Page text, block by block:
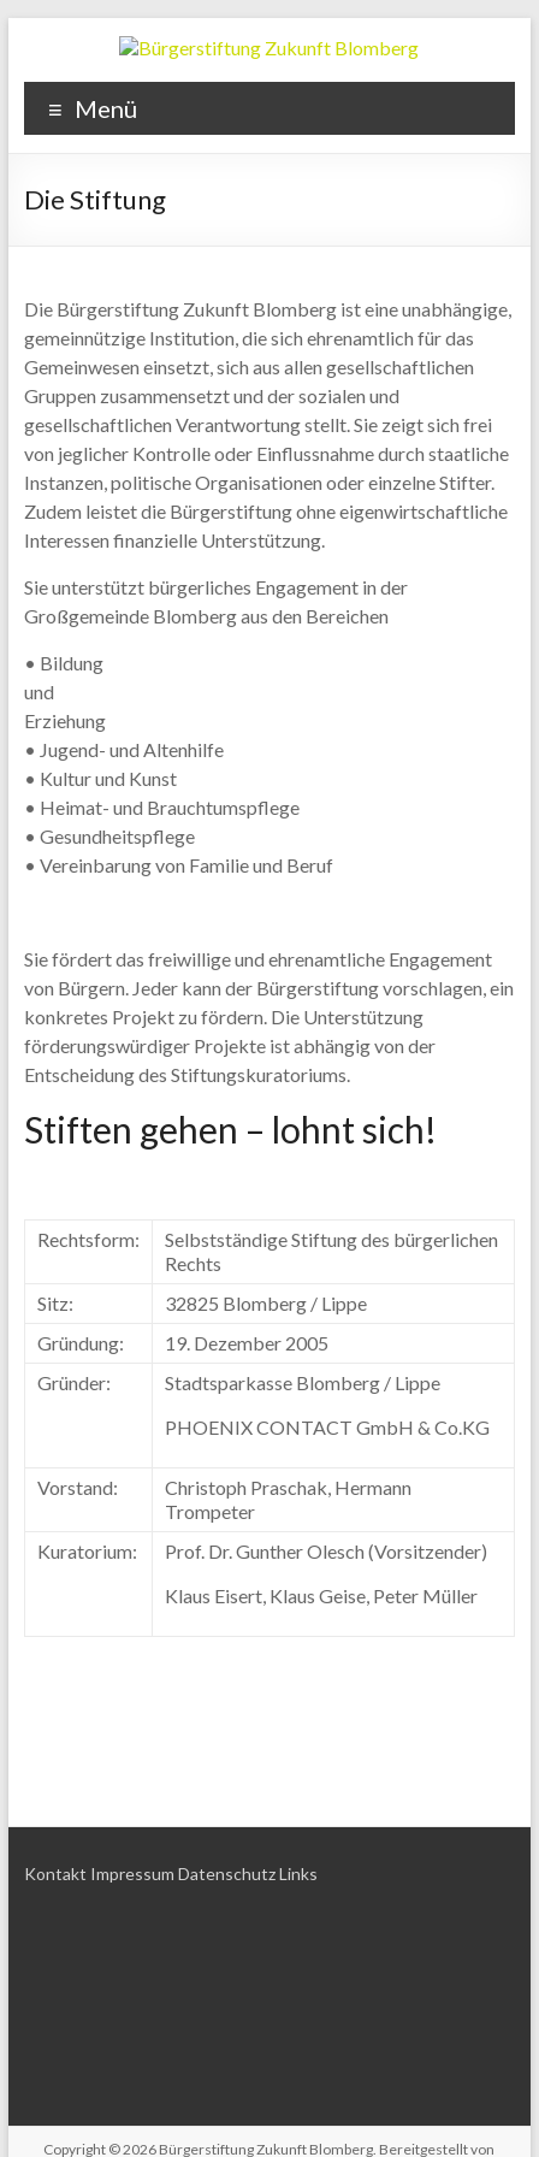
wechseln
Bürgerstiftung
Zukunft
Blomberg
Menü
Die Stiftung
Die Bürgerstiftung Zukunft Blomberg ist eine unabhängige,
gemeinnützige Institution, die sich ehrenamtlich für das
Gemeinwesen einsetzt, sich aus allen gesellschaftlichen
Gruppen zusammensetzt und der sozialen und
gesellschaftlichen Verantwortung stellt. Sie zeigt sich frei
von jeglicher Kontrolle oder Einflussnahme durch staatliche
Instanzen, politische Organisationen oder einzelne Stifter.
Zudem leistet die Bürgerstiftung ohne eigenwirtschaftliche
Interessen finanzielle Unterstützung.
Sie unterstützt bürgerliches Engagement in der
Großgemeinde Blomberg aus den Bereichen
• Bildung
und
Erziehung
• Jugend- und Altenhilfe
• Kultur und Kunst
• Heimat- und Brauchtumspflege
• Gesundheitspflege
• Vereinbarung von Familie und Beruf
Sie fördert das freiwillige und ehrenamtliche Engagement
von Bürgern. Jeder kann der Bürgerstiftung vorschlagen, ein
konkretes Projekt zu fördern. Die Unterstützung
förderungswürdiger Projekte ist abhängig von der
Entscheidung des Stiftungskuratoriums.
Stiften gehen – lohnt sich!
Rechtsform:
Selbstständige Stiftung des bürgerlichen
Rechts
Sitz:
32825 Blomberg / Lippe
Gründung:
19. Dezember 2005
Gründer:
Stadtsparkasse Blomberg / Lippe
PHOENIX CONTACT GmbH & Co.KG
Vorstand:
Christoph Praschak, Hermann
Trompeter
Kuratorium:
Prof. Dr. Gunther Olesch (Vorsitzender)
Klaus Eisert, Klaus Geise, Peter Müller
Kontakt Impressum DatenschutzLinks
Copyright © 2026 Bürgerstiftung Zukunft Blomberg. Bereitgestellt von